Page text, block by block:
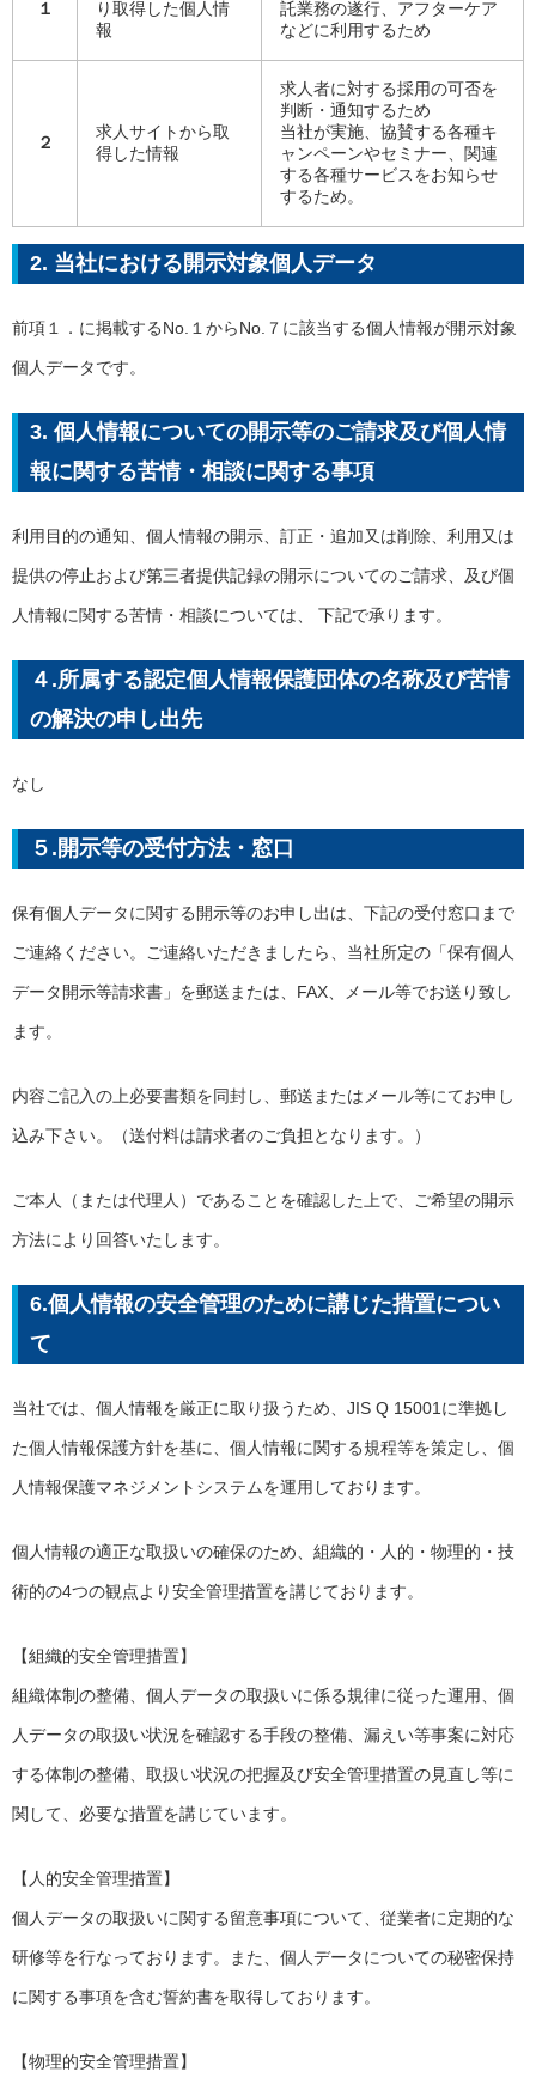
１
り取得した個人情
報
託業務の遂行、アフターケア
などに利用するため
２
求人サイトから取
得した情報
求人者に対する採用の可否を
判断・通知するため
当社が実施、協賛する各種キ
ャンペーンやセミナー、関連
する各種サービスをお知らせ
するため。
2. 当社における開示対象個人データ
前項１．に掲載するNo.１からNo.７に該当する個人情報が開示対象
個人データです。
3. 個人情報についての開示等のご請求及び個人情
報に関する苦情・相談に関する事項
利用目的の通知、個人情報の開示、訂正・追加又は削除、利用又は
提供の停止および第三者提供記録の開示についてのご請求、及び個
人情報に関する苦情・相談については、 下記で承ります。
４.所属する認定個人情報保護団体の名称及び苦情
の解決の申し出先
なし
５.開示等の受付方法・窓口
保有個人データに関する開示等のお申し出は、下記の受付窓口まで
ご連絡ください。ご連絡いただきましたら、当社所定の「保有個人
データ開示等請求書」を郵送または、FAX、メール等でお送り致し
ます。
内容ご記入の上必要書類を同封し、郵送またはメール等にてお申し
込み下さい。（送付料は請求者のご負担となります。）
ご本人（または代理人）であることを確認した上で、ご希望の開示
方法により回答いたします。
6.個人情報の安全管理のために講じた措置につい
て
当社では、個人情報を厳正に取り扱うため、JIS Q 15001に準拠し
た個人情報保護方針を基に、個人情報に関する規程等を策定し、個
人情報保護マネジメントシステムを運用しております。
個人情報の適正な取扱いの確保のため、組織的・人的・物理的・技
術的の4つの観点より安全管理措置を講じております。
【組織的安全管理措置】
組織体制の整備、個人データの取扱いに係る規律に従った運用、個
人データの取扱い状況を確認する手段の整備、漏えい等事案に対応
する体制の整備、取扱い状況の把握及び安全管理措置の見直し等に
関して、必要な措置を講じています。
【人的安全管理措置】
個人データの取扱いに関する留意事項について、従業者に定期的な
研修等を行なっております。また、個人データについての秘密保持
に関する事項を含む誓約書を取得しております。
【物理的安全管理措置】